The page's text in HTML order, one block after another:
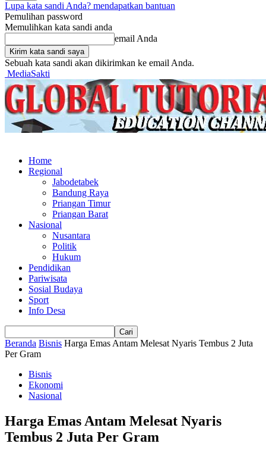
Lupa kata sandi Anda? mendapatkan bantuan
Pemulihan password
Memulihkan kata sandi anda
email Anda
Sebuah kata sandi akan dikirimkan ke email Anda.
MediaSakti
Home
Regional
Jabodetabek
Bandung Raya
Priangan Timur
Priangan Barat
Nasional
Nusantara
Politik
Hukum
Pendidikan
Pariwisata
Sosial Budaya
Sport
Info Desa
Beranda Bisnis Harga Emas Antam Melesat Nyaris Tembus 2 Juta
Per Gram
Bisnis
Ekonomi
Nasional
Harga Emas Antam Melesat Nyaris
Tembus 2 Juta Per Gram